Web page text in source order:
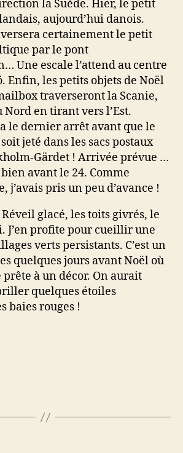
la Suède. Hier, le petit
aujourd’hui danois.
certainement le petit
par le pont
Une escale l’attend au centre
Enfin, les petits objets de Noël
traverseront la Scanie,
en tirant vers l’Est.
le dernier arrêt avant que le
jeté dans les sacs postaux
Gärdet ! Arrivée prévue …
avant le 24. Comme
j’avais pris un peu d’avance !
glacé, les toits givrés, le
J’en profite pour cueillir une
verts persistants. C’est un
quelques jours avant Noël où
à un décor. On aurait
quelques étoiles
baies rouges !